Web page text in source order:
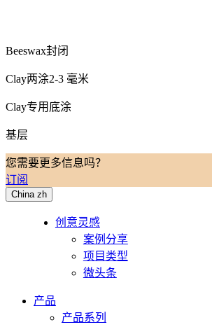
Beeswax封闭
Clay两涂2-3 毫米
Clay专用底涂
基层
您需要更多信息吗？
订阅
China zh
创意灵感
案例分享
项目类型
微头条
产品
产品系列